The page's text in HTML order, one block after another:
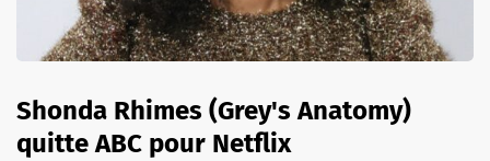
Shonda Rhimes (Grey's Anatomy)
quitte ABC pour Netflix